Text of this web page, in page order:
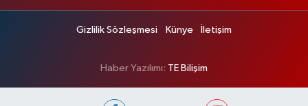
Gizlilik Sözleşmesi Künye İletişim
Haber Yazılımı: TE Bilişim